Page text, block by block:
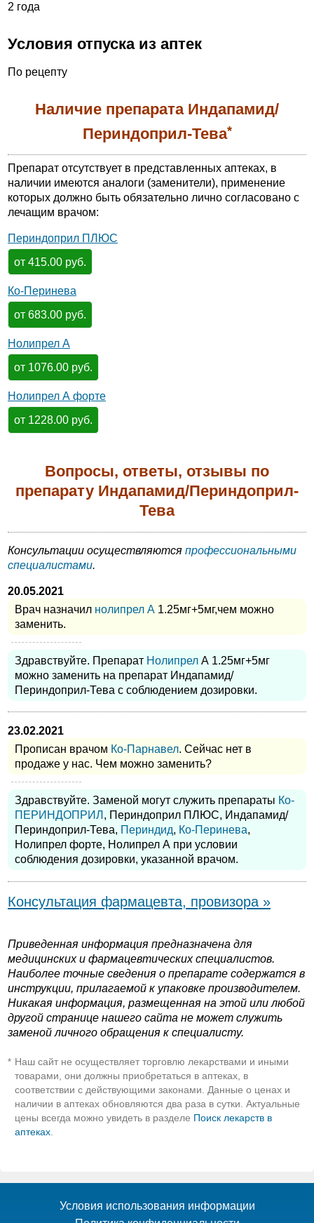
2 года
Условия отпуска из аптек
По рецепту
Наличие препарата Индапамид/
Периндоприл-Тева*
Препарат отсутствует в представленных аптеках, в
наличии имеются аналоги (заменители), применение
которых должно быть обязательно лично согласовано с
лечащим врачом:
Периндоприл ПЛЮС
от 415.00 руб.
Ко-Перинева
от 683.00 руб.
Нолипрел А
от 1076.00 руб.
Нолипрел А форте
от 1228.00 руб.
Вопросы, ответы, отзывы по
препарату Индапамид/Периндоприл-
Тева
Консультации осуществляются профессиональными
специалистами.
20.05.2021
Врач назначил нолипрел А 1.25мг+5мг,чем можно
заменить.
Здравствуйте. Препарат Нолипрел А 1.25мг+5мг
можно заменить на препарат Индапамид/
Периндоприл-Тева с соблюдением дозировки.
23.02.2021
Прописан врачом Ко-Парнавел. Сейчас нет в
продаже у нас. Чем можно заменить?
Здравствуйте. Заменой могут служить препараты Ко-
ПЕРИНДОПРИЛ , Периндоприл ПЛЮС, Индапамид/
Периндоприл-Тева, Периндид, Ко-Перинева,
Нолипрел форте, Нолипрел А при условии
соблюдения дозировки, указанной врачом.
Консультация фармацевта, провизора »
Приведенная информация предназначена для
медицинских и фармацевтических специалистов.
Наиболее точные сведения о препарате содержатся в
инструкции, прилагаемой к упаковке производителем.
Никакая информация, размещенная на этой или любой
другой странице нашего сайта не может служить
заменой личного обращения к специалисту.
* Наш сайт не осуществляет торговлю лекарствами и иными
товарами, они должны приобретаться в аптеках, в
соответствии с действующими законами. Данные о ценах и
наличии в аптеках обновляются два раза в сутки. Актуальные
цены всегда можно увидеть в разделе Поиск лекарств в
аптеках
Условия использования информации